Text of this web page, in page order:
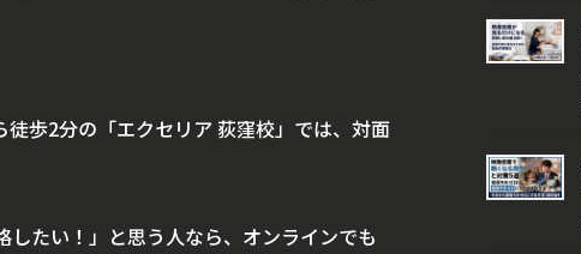
歩2分の「エクセリア 荻窪校」では、対面
たい！」と思う人なら、オンラインでも